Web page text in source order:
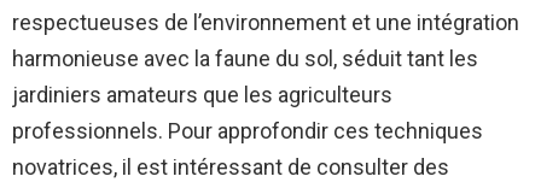
respectueuses de l’environnement et une intégration
harmonieuse avec la faune du sol, séduit tant les
jardiniers amateurs que les agriculteurs
professionnels. Pour approfondir ces techniques
novatrices, il est intéressant de consulter des